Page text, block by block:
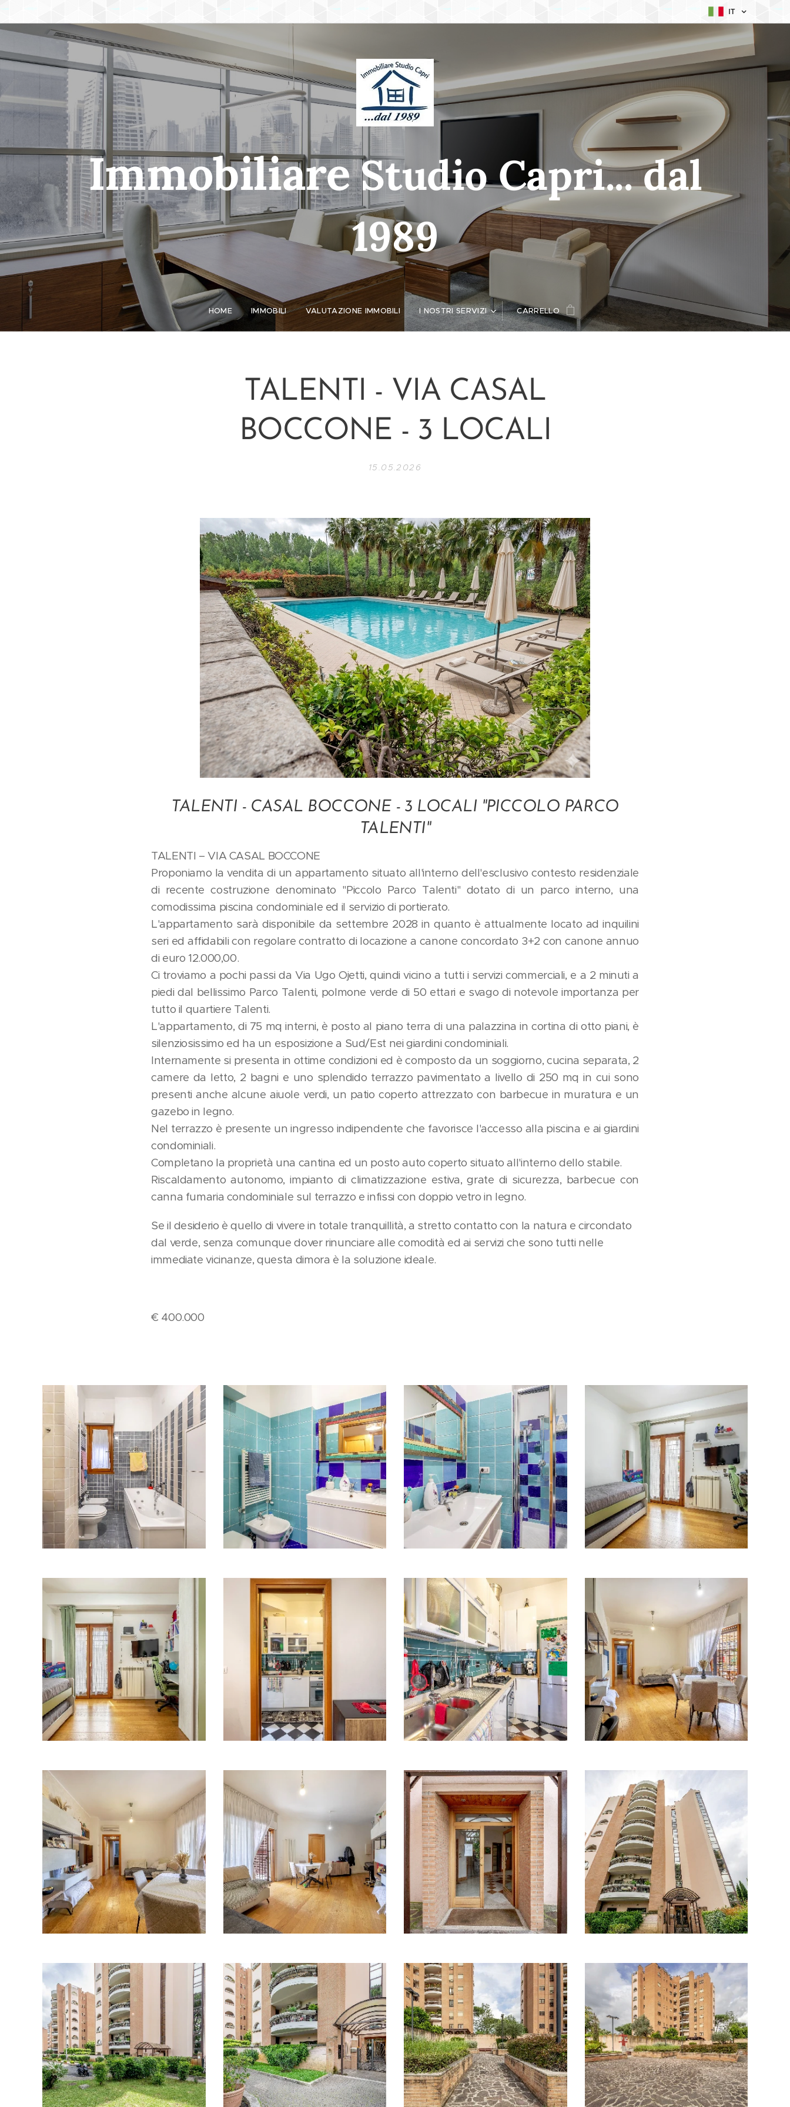
IT
ImmobiliareStudio Capri... dal
1989
HOME IMMOBILI VALUTAZIONE IMMOBILI I NOSTRI SERVIZI CARRELLO
TALENTI - VIA CASAL
BOCCONE - 3 LOCALI
15.05.2026
TALENTI - CASAL BOCCONE - 3 LOCALI "PICCOLO PARCO
TALENTI"
TALENTI – VIA CASAL BOCCONE
Proponiamo la vendita di un appartamento situato all'interno dell'esclusivo contesto residenziale
di recente costruzione denominato "Piccolo Parco Talenti" dotato di un parco interno, una
comodissima piscina condominiale ed il servizio di portierato.
L'appartamento sarà disponibile da settembre 2028 in quanto è attualmente locato ad inquilini
seri ed affidabili con regolare contratto di locazione a canone concordato 3+2 con canone annuo
di euro 12.000,00.
Ci troviamo a pochi passi da Via Ugo Ojetti, quindi vicino a tutti i servizi commerciali, e a 2 minuti a
piedi dal bellissimo Parco Talenti, polmone verde di 50 ettari e svago di notevole importanza per
tutto il quartiere Talenti.
L'appartamento, di 75 mq interni, è posto al piano terra di una palazzina in cortina di otto piani, è
silenziosissimo ed ha un esposizione a Sud/Est nei giardini condominiali.
Internamente si presenta in ottime condizioni ed è composto da un soggiorno, cucina separata, 2
camere da letto, 2 bagni e uno splendido terrazzo pavimentato a livello di 250 mq in cui sono
presenti anche alcune aiuole verdi, un patio coperto attrezzato con barbecue in muratura e un
gazebo in legno.
Nel terrazzo è presente un ingresso indipendente che favorisce l'accesso alla piscina e ai giardini
condominiali.
Completano la proprietà una cantina ed un posto auto coperto situato all'interno dello stabile.
Riscaldamento autonomo, impianto di climatizzazione estiva, grate di sicurezza, barbecue con
canna fumaria condominiale sul terrazzo e infissi con doppio vetro in legno.
Se il desiderio è quello di vivere in totale tranquillità, a stretto contatto con la natura e circondato
dal verde, senza comunque dover rinunciare alle comodità ed ai servizi che sono tutti nelle
immediate vicinanze, questa dimora è la soluzione ideale.
€ 400.000